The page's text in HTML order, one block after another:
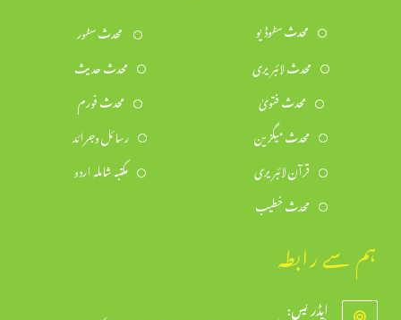
محدث سٹوڈیو
محدث سٹور
محدث لائبریری
محدث حدیث
محدث فتویٰ
محدث فورم
محدث میگزین
رسائل وجرائد
قرآن لائبریری
مکتبہ شاملہ اردو
محدث خطیب
ہم سے رابطہ
ایڈریس: